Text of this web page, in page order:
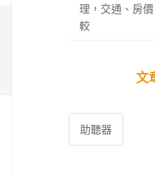
理，交通、房
較
文
助聽器